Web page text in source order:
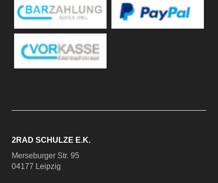
2RAD SCHULZE E.K.
Merseburger Str. 95
04177 Leipzig